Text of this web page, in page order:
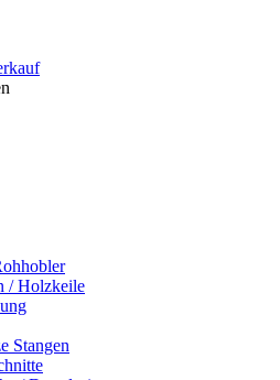
/ Holzkeile
Stangen